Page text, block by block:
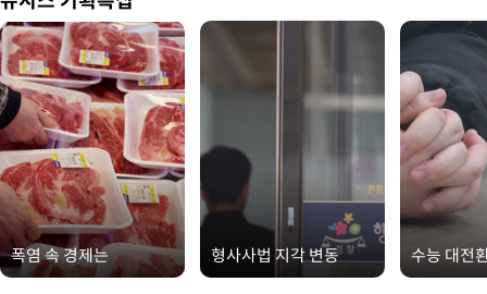
폭염 속 경제는 형사사법 지각 변동 수능 대전